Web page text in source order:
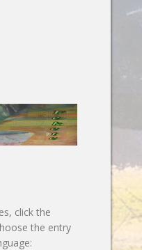
click the
the entry